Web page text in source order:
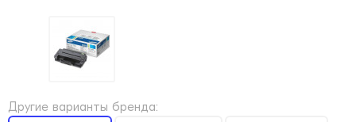
Другие варианты бренда: